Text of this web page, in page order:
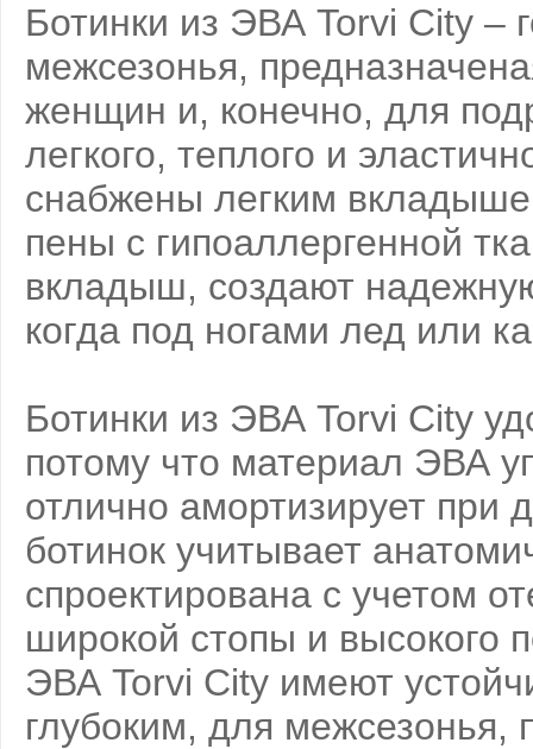
Ботинки из ЭВА Torvi City –
межсезонья,
женщин и, конечно, для
легкого, теплого и
снабжены легким
пены с гипоаллергенной
вкладыш, создают
когда под ногами лед или
Ботинки из ЭВА Torvi City
потому что материал ЭВА
отлично амортизирует при
ботинок учитывает
спроектирована с учетом
широкой стопы и высокого
ЭВА Torvi City имеют
глубоким, для межсезонья,